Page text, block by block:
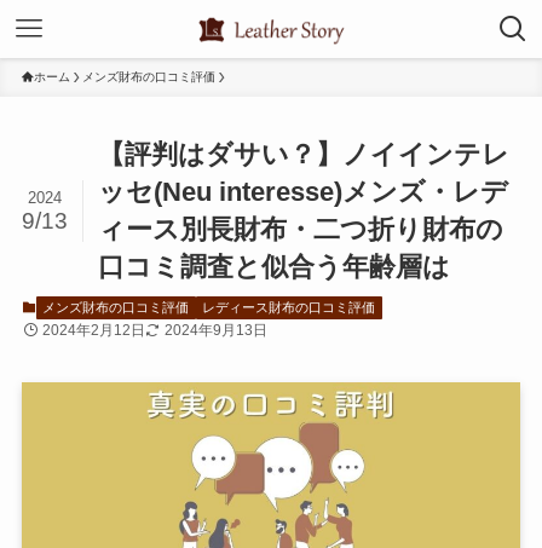
ホーム メンズ財布の口コミ評価
【評判はダサい？】ノイインテレ
ッセ(Neu interesse)メンズ・レデ
ィース別長財布・二つ折り財布の
口コミ調査と似合う年齢層は
2024
9/13
メンズ財布の口コミ評価 レディース財布の口コミ評価
2024年2月12日 2024年9月13日